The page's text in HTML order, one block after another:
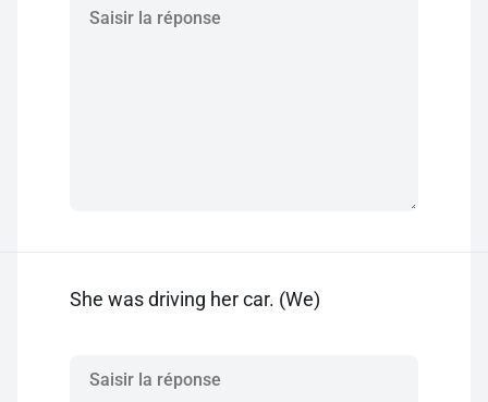
She was driving her car. (We)